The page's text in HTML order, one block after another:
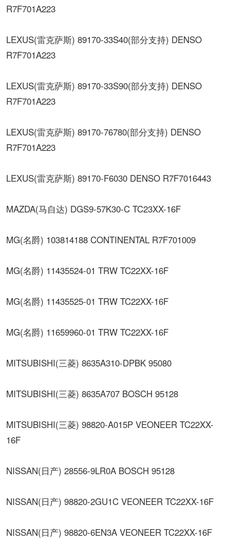
R7F701A223
LEXUS(雷克萨斯) 89170-33S40(部分支持) DENSO
R7F701A223
LEXUS(雷克萨斯) 89170-33S90(部分支持) DENSO
R7F701A223
LEXUS(雷克萨斯) 89170-76780(部分支持) DENSO
R7F701A223
LEXUS(雷克萨斯) 89170-F6030 DENSO R7F7016443
MAZDA(马自达) DGS9-57K30-C TC23XX-16F
MG(名爵) 103814188 CONTINENTAL R7F701009
MG(名爵) 11435524-01 TRW TC22XX-16F
MG(名爵) 11435525-01 TRW TC22XX-16F
MG(名爵) 11659960-01 TRW TC22XX-16F
MITSUBISHI(三菱) 8635A310-DPBK 95080
MITSUBISHI(三菱) 8635A707 BOSCH 95128
MITSUBISHI(三菱) 98820-A015P VEONEER TC22XX-
16F
NISSAN(日产) 28556-9LR0A BOSCH 95128
NISSAN(日产) 98820-2GU1C VEONEER TC22XX-16F
NISSAN(日产) 98820-6EN3A VEONEER TC22XX-16F